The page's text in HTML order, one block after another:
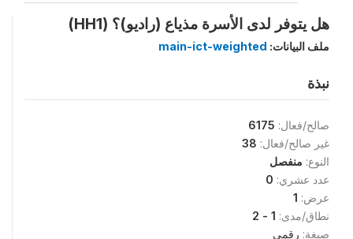
هل يتوفر لدى الأسرة مذياع (راديو)؟ (HH1)
ملف البيانات: main-ict-weighted
نبذة
صالح/فعال: 6175
غير صالح/فعال: 38
النوع: منفصل
عدد عشري: 0
عرض: 1
نطاق/مدى: 1 - 2
صيغة: رقمي